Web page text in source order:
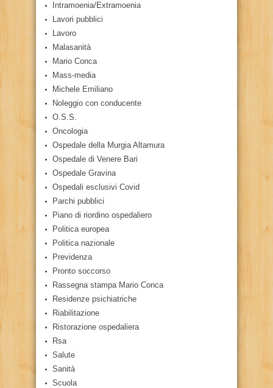
Intramoenia/Extramoenia
Lavori pubblici
Lavoro
Malasanità
Mario Conca
Mass-media
Michele Emiliano
Noleggio con conducente
O.S.S.
Oncologia
Ospedale della Murgia Altamura
Ospedale di Venere Bari
Ospedale Gravina
Ospedali esclusivi Covid
Parchi pubblici
Piano di riordino ospedaliero
Politica europea
Politica nazionale
Previdenza
Pronto soccorso
Rassegna stampa Mario Conca
Residenze psichiatriche
Riabilitazione
Ristorazione ospedaliera
Rsa
Salute
Sanità
Scuola